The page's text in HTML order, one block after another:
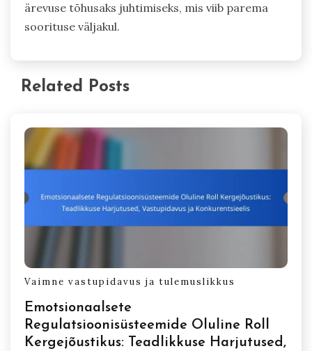
ärevuse tõhusaks juhtimiseks, mis viib parema
soorituse väljakul.
Related Posts
Vaimne vastupidavus ja tulemuslikkus
Emotsionaalsete
Regulatsioonisüsteemide Oluline Roll
Kergejõustikus: Teadlikkuse Harjutused,